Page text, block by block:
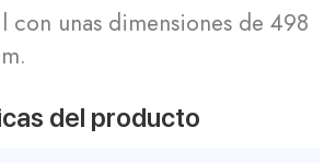
con unas dimensiones de 498
del producto